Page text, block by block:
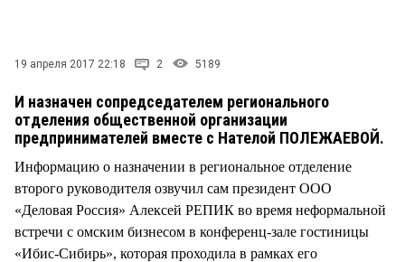
19 апреля 2017 22:18 2 5189
И назначен сопредседателем регионального
отделения общественной организации
предпринимателей вместе с Нателой ПОЛЕЖАЕВОЙ.
Информацию о назначении в региональное отделение
второго руководителя озвучил сам президент ООО
«Деловая Россия» Алексей РЕПИК во время неформальной
встречи с омским бизнесом в конференц-зале гостиницы
«Ибис-Сибирь», которая проходила в рамках его